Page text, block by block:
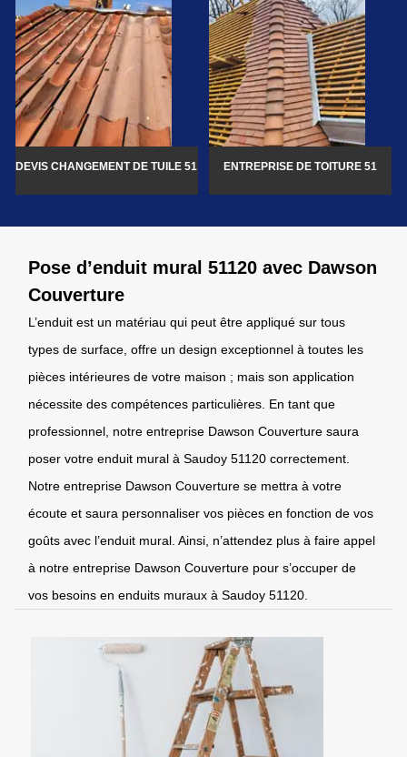
DEVIS CHANGEMENT DE TUILE 51 ENTREPRISE DE TOITURE 51
Pose d’enduit mural 51120 avec Dawson
Couverture
L’enduit est un matériau qui peut être appliqué sur tous
types de surface, offre un design exceptionnel à toutes les
pièces intérieures de votre maison ; mais son application
nécessite des compétences particulières. En tant que
professionnel, notre entreprise Dawson Couverture saura
poser votre enduit mural à Saudoy 51120 correctement.
Notre entreprise Dawson Couverture se mettra à votre
écoute et saura personnaliser vos pièces en fonction de vos
goûts avec l’enduit mural. Ainsi, n’attendez plus à faire appel
à notre entreprise Dawson Couverture pour s’occuper de
vos besoins en enduits muraux à Saudoy 51120.